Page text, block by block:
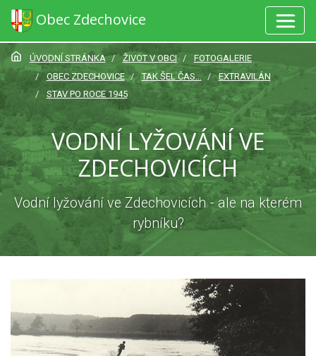
Obec Zdechovice
ÚVODNÍ STRÁNKA ŽIVOT V OBCI
FOTOGALERIE
OBEC ZDECHOVICE
TAK ŠEL ČAS...
EXTRAVILÁN
STAV PO ROCE 1945
VODNÍ LYŽOVÁNÍ VE
ZDECHOVICÍCH
Vodní lyžování ve Zdechovicích - ale na kterém
rybníku?